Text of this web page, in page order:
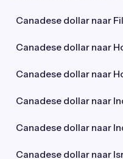
Canadese dollar naar
Canadese dollar naar
Canadese dollar naar
Canadese dollar naar
Canadese dollar naar
Canadese dollar naar